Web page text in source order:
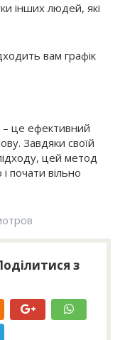
інших людей, які
вам графік
це ефективний
Завдяки своїй
цей метод
почати вільно
з